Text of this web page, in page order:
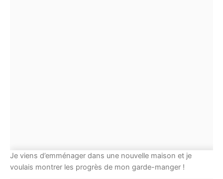
Je viens d’emménager dans une nouvelle maison et je
voulais montrer les progrès de mon garde-manger !